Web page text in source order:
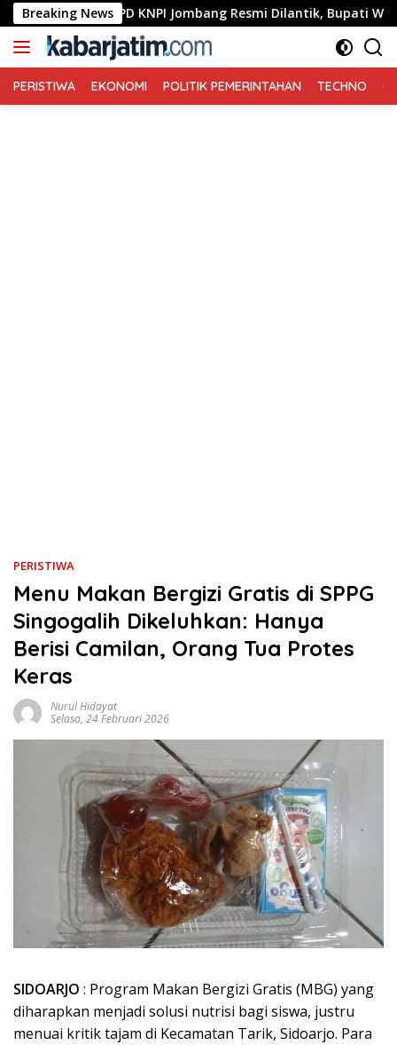
Langsung
ke
konten
Breaking News
DPD KNPI Jombang Resmi Dilantik, Bupati Warsubi
PERISTIWA EKONOMI POLITIK PEMERINTAHAN TECHNO
PERISTIWA
Menu Makan Bergizi Gratis di SPPG
Singogalih Dikeluhkan: Hanya
Berisi Camilan, Orang Tua Protes
Keras
Nurul Hidayat
Selasa, 24 Februari 2026
SIDOARJO : Program Makan Bergizi Gratis (MBG) yang
diharapkan menjadi solusi nutrisi bagi siswa, justru
menuai kritik tajam di Kecamatan Tarik, Sidoarjo. Para